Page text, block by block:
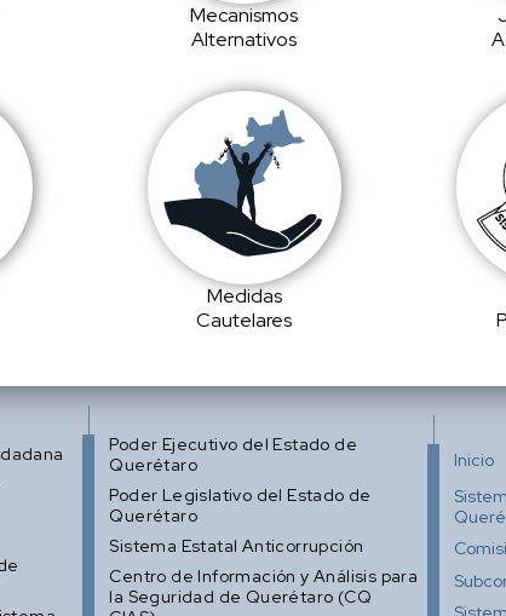
Mecanismos
Alternativos
Medidas
Cautelares
Poder Ejecutivo del Estado de
Querétaro
Poder Legislativo del Estado de
Querétaro
Sistema Estatal Anticorrupción
Centro de Información y Análisis para
la Seguridad de Querétaro (CQ
Inicio